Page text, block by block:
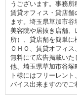
うございます。事務所
賃貸オフィス・貸店舗
ます。埼玉県草加市谷
美容院や居抜き店舗
所）、貸店舗を簡単に
ＯＨＯ、賃貸オフィ
無料にて広告掲載い
他、埼玉県草加市谷塚
ト様にはフリーレン
バイス出来ますのでご